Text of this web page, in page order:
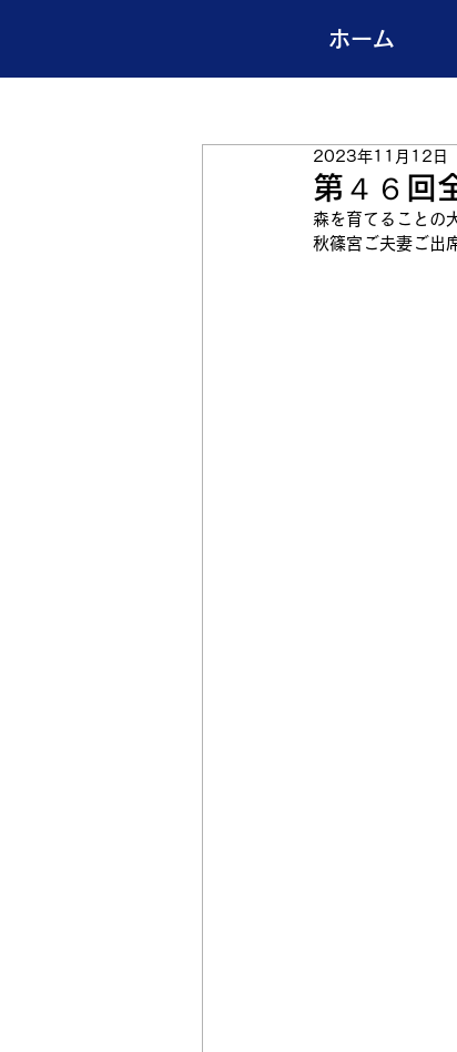
ホーム
第４６回
2023年11月12日
森を育てることの
秋篠宮ご夫妻ご出